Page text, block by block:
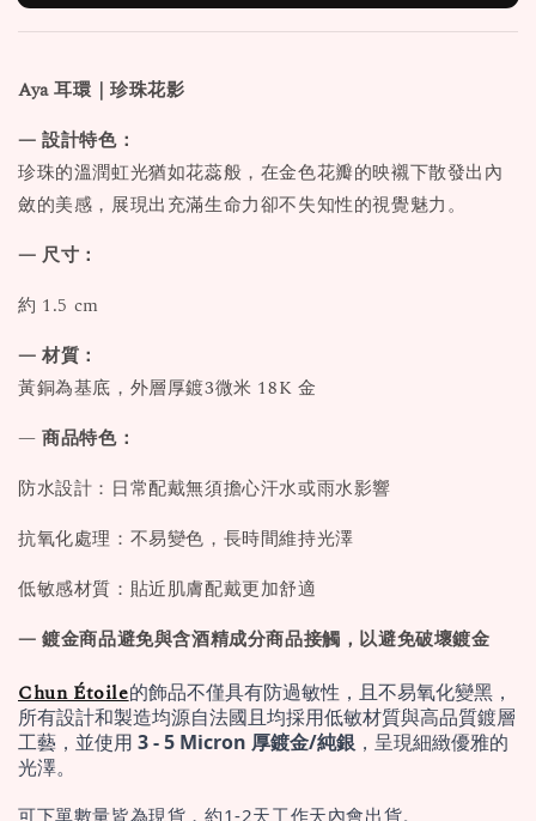
Aya耳環｜珍珠花影
— 設計特色：
珍珠的溫潤虹光猶如花蕊般，在金色花瓣的映襯下散發出內
斂的美感，展現出充滿生命力卻不失知性的視覺魅力。
— 尺寸：
約 1.5 cm
— 材質：
黃銅為基底，外層厚鍍3微米 18K 金
—商品特色：
防水設計：日常配戴無須擔心汗水或雨水影響
抗氧化處理：不易變色，長時間維持光澤
低敏感材質：貼近肌膚配戴更加舒適
— 鍍金商品避免與含酒精成分商品接觸，以避免破壞鍍金
Chun Étoile的飾品不僅具有防過敏性，且不易氧化變黑，
所有設計和製造均源自法國且均採用低敏材質與高品質鍍層
工藝，並使用 3 - 5 Micron 厚鍍金/純銀 ，呈現細緻優雅的
光澤。
可下單數量皆為現貨，約1-2天工作天內會出貨。